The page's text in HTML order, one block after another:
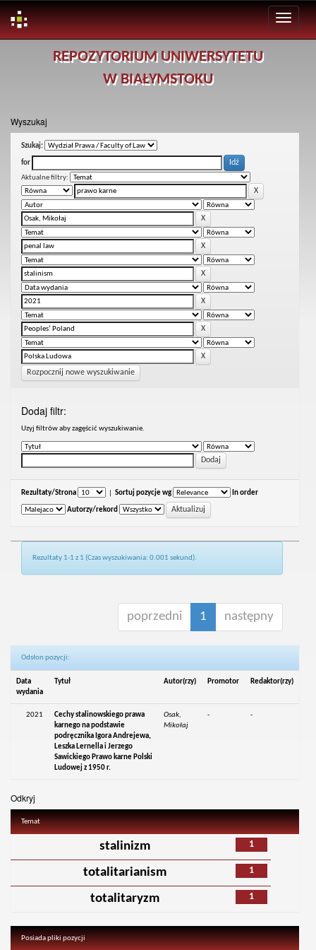
REPOZYTORIUM UNIWERSYTETU
W BIAŁYMSTOKU
Wyszukaj
Szukaj:
for
Aktualne filtry:
Rozpocznij nowe wyszukiwanie
Dodaj filtr:
Uzyj filtrów aby zagęścić wyszukiwanie.
Rezultaty/Strona Sortuj pozycje wg In order
Autorzy/rekord
Rezultaty 1-1 z 1 (Czas wyszukiwania: 0.001 sekund).
poprzedni 1 następny
Odsłon pozycji:
Data
wydania
Tytuł Autor(rzy) Promotor Redaktor(rzy)
2021
Cechy stalinowskiego prawa
karnego na podstawie
podręcznika Igora Andrejewa,
Leszka Lernella i Jerzego
Sawickiego Prawo karne Polski
Ludowej z 1950 r.
Osak,
Mikołaj
- -
Odkryj
Temat
1
stalinizm
1
totalitarianism
1
totalitaryzm
Posiada pliki pozycji